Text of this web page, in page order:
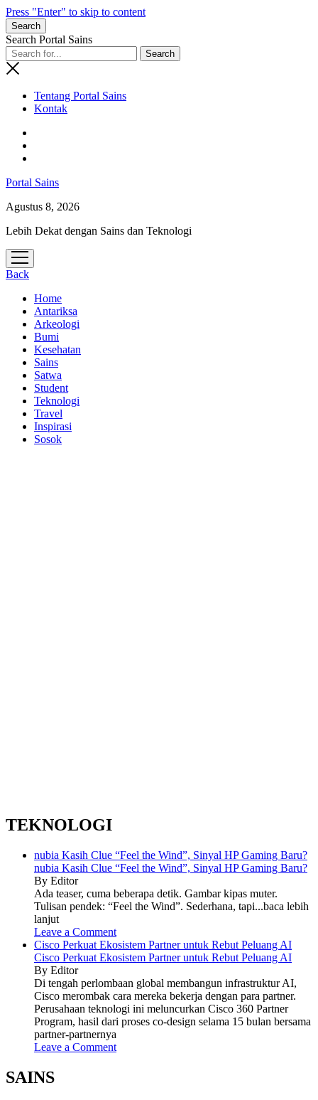
Press "Enter" to skip to content
Search
Search Portal Sains
Tentang Portal Sains
Kontak
Portal Sains
Agustus 8, 2026
Lebih Dekat dengan Sains dan Teknologi
open
menu
Back
Home
Antariksa
Arkeologi
Bumi
Kesehatan
Sains
Satwa
Student
Teknologi
Travel
Inspirasi
Sosok
TEKNOLOGI
nubia Kasih Clue “Feel the Wind”, Sinyal HP Gaming Baru?
nubia Kasih Clue “Feel the Wind”, Sinyal HP Gaming Baru?
By Editor
Ada teaser, cuma beberapa detik. Gambar kipas muter.
Tulisan pendek: “Feel the Wind”. Sederhana, tapi...baca lebih
lanjut
Leave a Comment
Cisco Perkuat Ekosistem Partner untuk Rebut Peluang AI
Cisco Perkuat Ekosistem Partner untuk Rebut Peluang AI
By Editor
Di tengah perlombaan global membangun infrastruktur AI,
Cisco merombak cara mereka bekerja dengan para partner.
Perusahaan teknologi ini meluncurkan Cisco 360 Partner
Program, hasil dari proses co-design selama 15 bulan bersama
partner-partnernya
Leave a Comment
SAINS